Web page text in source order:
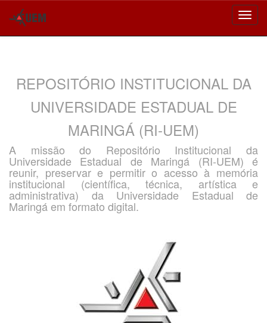
REPOSITÓRIO INSTITUCIONAL DA
UNIVERSIDADE ESTADUAL DE
MARINGÁ (RI-UEM)
A missão do Repositório Institucional da
Universidade Estadual de Maringá (RI-UEM) é
reunir, preservar e permitir o acesso à memória
institucional (científica, técnica, artística e
administrativa) da Universidade Estadual de
Maringá em formato digital.